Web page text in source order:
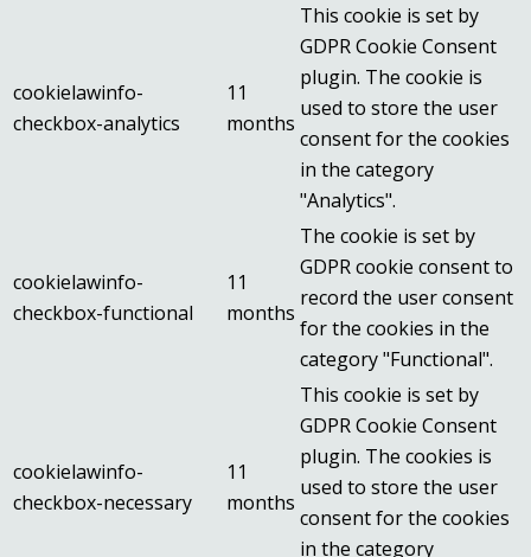
cookielawinfo-
checkbox-analytics
11
months
This cookie is set by
GDPR Cookie Consent
plugin. The cookie is
used to store the user
consent for the cookies
in the category
"Analytics".
cookielawinfo-
checkbox-functional
11
months
The cookie is set by
GDPR cookie consent to
record the user consent
for the cookies in the
category "Functional".
cookielawinfo-
checkbox-necessary
11
months
This cookie is set by
GDPR Cookie Consent
plugin. The cookies is
used to store the user
consent for the cookies
in the category